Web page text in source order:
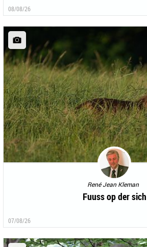
08/08/26
René Jean Kleman
Fuuss op der sich
07/08/26